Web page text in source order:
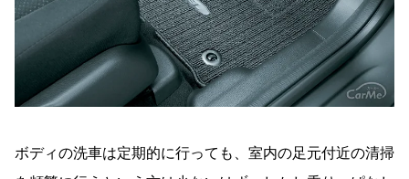
ボディの洗車は定期的に行っても、室内の足元付近の清掃